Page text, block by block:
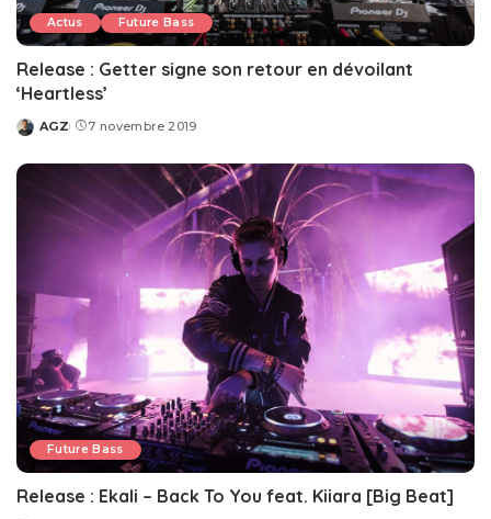
Actus Future Bass
Release : Getter signe son retour en dévoilant
‘Heartless’
Posted
AGZ 7 novembre 2019
Future Bass
Release : Ekali – Back To You feat. Kiiara [Big Beat]